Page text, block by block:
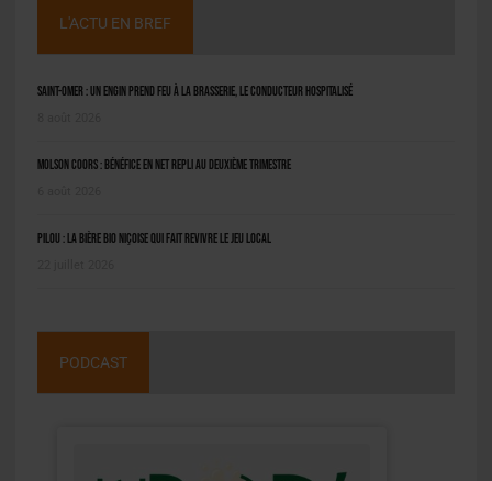
L'ACTU EN BREF
Saint-Omer : un engin prend feu à la brasserie, le conducteur hospitalisé
Molson Coors : bénéfice en net repli au deuxième trimestre
Pilou : la bière bio niçoise qui fait revivre le jeu local
PODCAST